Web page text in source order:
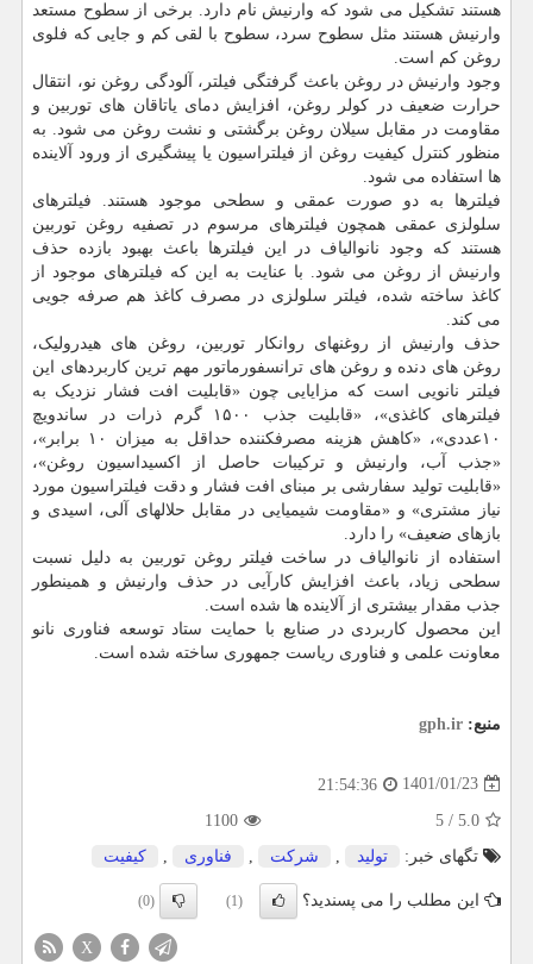
هستند تشکیل می شود که وارنیش نام دارد. برخی از سطوح مستعد
وارنیش هستند مثل سطوح سرد، سطوح با لقی کم و جایی که فلوی
روغن کم است.
وجود وارنیش در روغن باعث گرفتگی فیلتر، آلودگی روغن نو، انتقال
حرارت ضعیف در کولر روغن، افزایش دمای یاتاقان های توربین و
مقاومت در مقابل سیلان روغن برگشتی و نشت روغن می شود. به
منظور کنترل کیفیت روغن از فیلتراسیون یا پیشگیری از ورود آلاینده
ها استفاده می شود.
فیلترها به دو صورت عمقی و سطحی موجود هستند. فیلترهای
سلولزی عمقی همچون فیلترهای مرسوم در تصفیه روغن توربین
هستند که وجود نانوالیاف در این فیلترها باعث بهبود بازده حذف
وارنیش از روغن می شود. با عنایت به این که فیلترهای موجود از
کاغذ ساخته شده، فیلتر سلولزی در مصرف کاغذ هم صرفه جویی
می کند.
حذف وارنیش از روغنهای روانکار توربین، روغن های هیدرولیک،
روغن های دنده و روغن های ترانسفورماتور مهم ترین کاربردهای این
فیلتر نانویی است که مزایایی چون «قابلیت افت فشار نزدیک به
فیلترهای کاغذی»، «قابلیت جذب ۱۵۰۰ گرم ذرات در ساندویچ
۱۰عددی»، «کاهش هزینه مصرف‎کننده حداقل به میزان ۱۰ برابر»،
«جذب آب، وارنیش و ترکیبات حاصل از اکسیداسیون روغن»،
«قابلیت تولید سفارشی بر مبنای افت فشار و دقت فیلتراسیون مورد
نیاز مشتری» و «مقاومت شیمیایی در مقابل حلال‎های آلی، اسیدی و
بازهای ضعیف» را دارد.
استفاده از نانوالیاف در ساخت فیلتر روغن توربین به دلیل نسبت
سطحی زیاد، باعث افزایش کارآیی در حذف وارنیش و همینطور
جذب مقدار بیشتری از آلاینده ها شده است.
این محصول کاربردی در صنایع با حمایت ستاد توسعه فناوری نانو
معاونت علمی و فناوری ریاست جمهوری ساخته شده است.
منبع: gph.ir
1401/01/23
21:54:36
5.0
/
5
1100
تگهای خبر:
تولید شركت فناوری كیفیت
این مطلب را می پسندید؟ (1)
(0)
X